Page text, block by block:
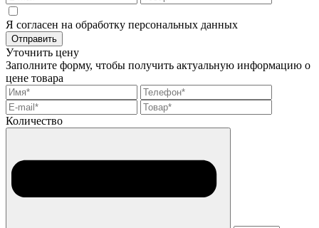
Я согласен на обработку персональных данных
Отправить
Уточнить цену
Заполните форму, чтобы получить актуальную информацию о
цене товара
Количество